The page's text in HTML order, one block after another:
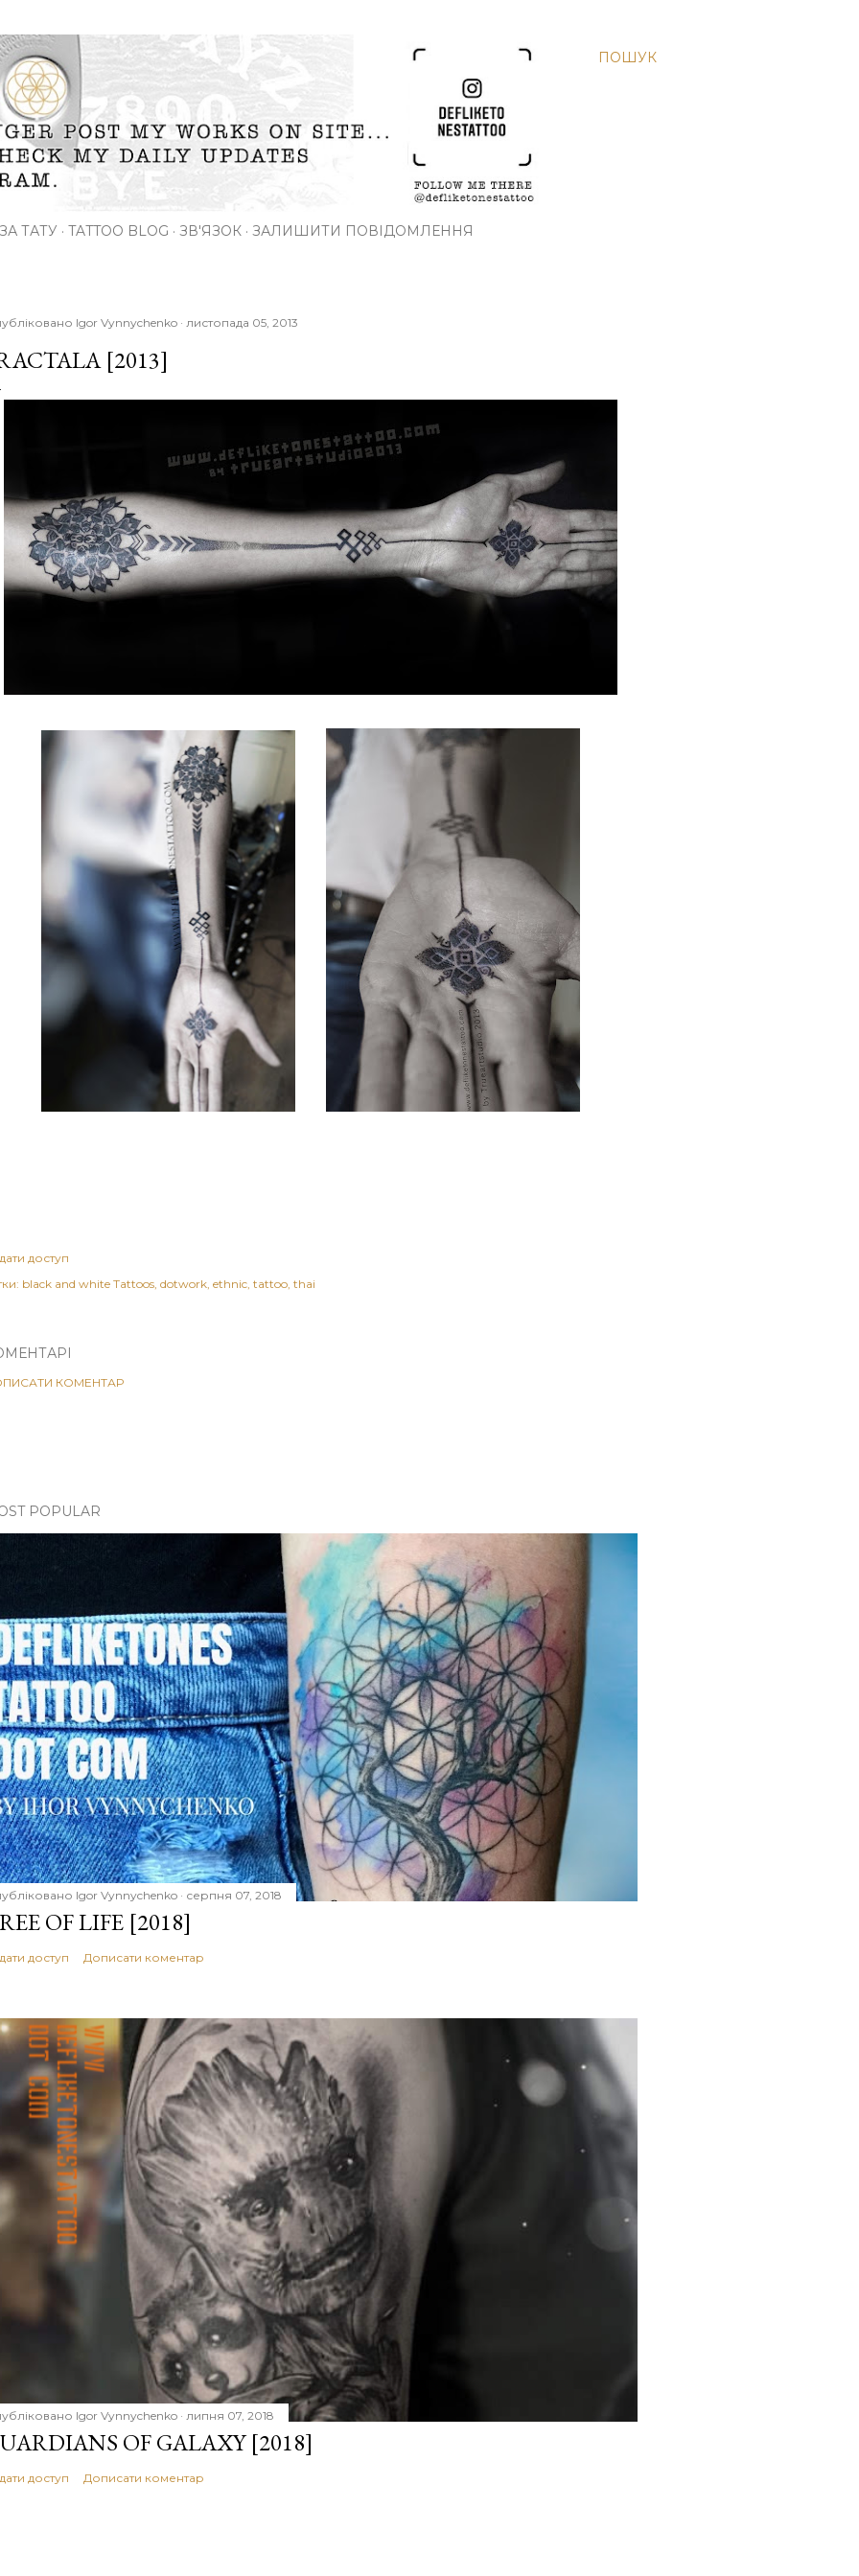
ПОШУК
ТАТУ TATTOO BLOG ЗВ'ЯЗОК ЗАЛИШИТИ ПОВІДОМЛЕННЯ
Igor Vynnychenko листопада 05, 2013
[2013]
доступ
black and white Tattoos dotwork ethnic tattoo thai
КОМЕНТАР
POPULAR
Igor Vynnychenko серпня 07, 2018
OF LIFE [2018]
доступ Дописати коментар
Igor Vynnychenko липня 07, 2018
OF GALAXY [2018]
доступ Дописати коментар